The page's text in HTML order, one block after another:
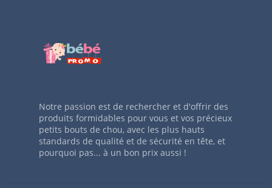
Notre passion est de rechercher et d'offrir des
produits formidables pour vous et vos précieux
petits bouts de chou, avec les plus hauts
standards de qualité et de sécurité en tête, et
pourquoi pas... à un bon prix aussi !